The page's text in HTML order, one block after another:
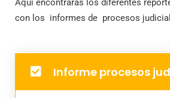
Aquí encontrarás los diferentes
con los informes de procesos
Informe procesos